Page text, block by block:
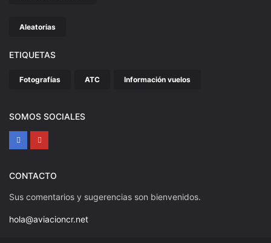
Aleatorias
ETIQUETAS
Fotografías ATC Información vuelos
SOMOS SOCIALES
CONTACTO
Sus comentarios y sugerencias son bienvenidos.
hola@aviacioncr.net